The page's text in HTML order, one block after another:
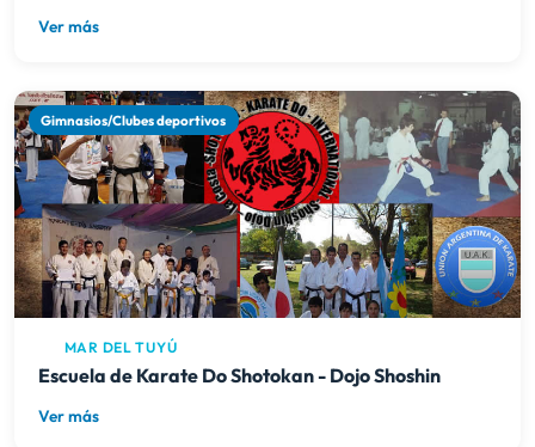
Ver más
Gimnasios/Clubes deportivos
MAR DEL TUYÚ
Escuela de Karate Do Shotokan - Dojo Shoshin
Ver más